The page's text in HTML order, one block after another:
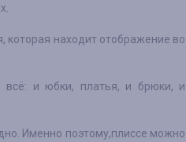
которая находит отображение во
всё: и юбки, платья, и брюки, и
Именно поэтому,плиссе можно